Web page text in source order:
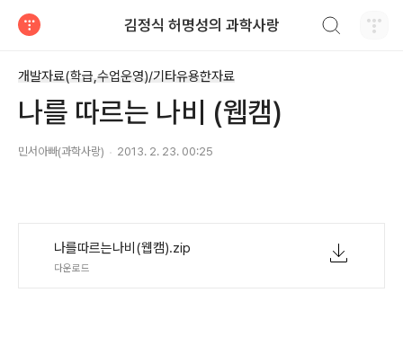
김정식 허명성의 과학사랑
개발자료(학급,수업운영)/기타유용한자료
나를 따르는 나비 (웹캠)
민서아빠(과학사랑) 2013. 2. 23. 00:25
나를따르는나비(웹캠).zip
다운로드